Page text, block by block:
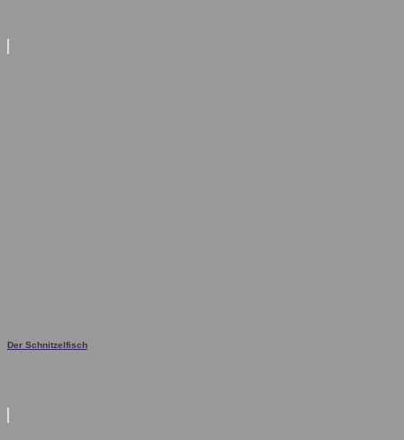
Der Schnitzelfisch